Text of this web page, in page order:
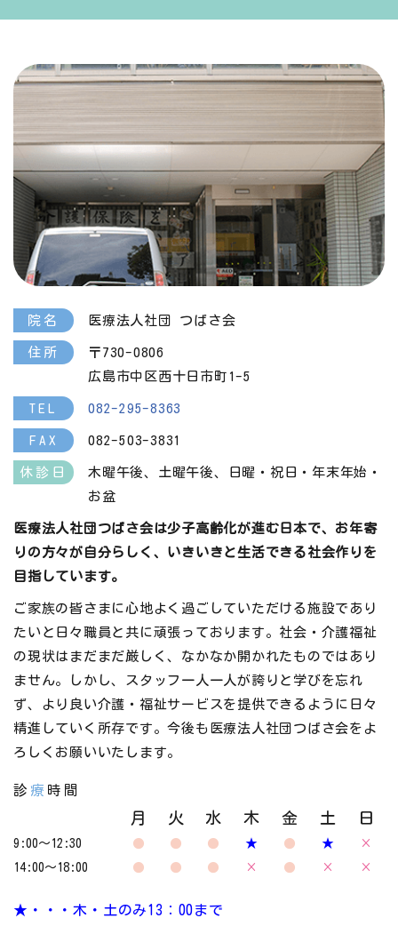
院名 医療法人社団 つばさ会
住所
〒730-0806
広島市中区西十日市町1-5
TEL 082-295-8363
FAX 082-503-3831
休診日
木曜午後、土曜午後、日曜・祝日・年末年始・
お盆
医療法人社団つばさ会は少子高齢化が進む日本で、お年寄
りの方々が自分らしく、いきいきと生活できる社会作りを
目指しています。
ご家族の皆さまに心地よく過ごしていただける施設であり
たいと日々職員と共に頑張っております。社会・介護福祉
の現状はまだまだ厳しく、なかなか開かれたものではあり
ません。しかし、スタッフ一人一人が誇りと学びを忘れ
ず、より良い介護・福祉サービスを提供できるように日々
精進していく所存です。今後も医療法人社団つばさ会をよ
ろしくお願いいたします。
診 療 時間
月 火 水 木 金 土 日
9:00～12:30 ● ● ● ★ ● ★
×
14:00～18:00
● ● ● × ● × ×
★・・・木・土のみ13：00まで